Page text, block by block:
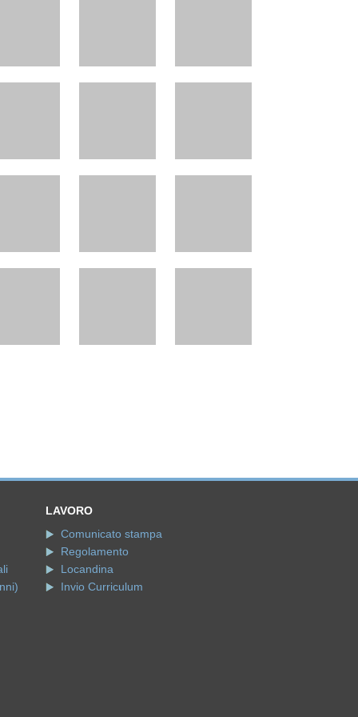
LAVORO
Comunicato stampa
Regolamento
Locandina
Invio Curriculum